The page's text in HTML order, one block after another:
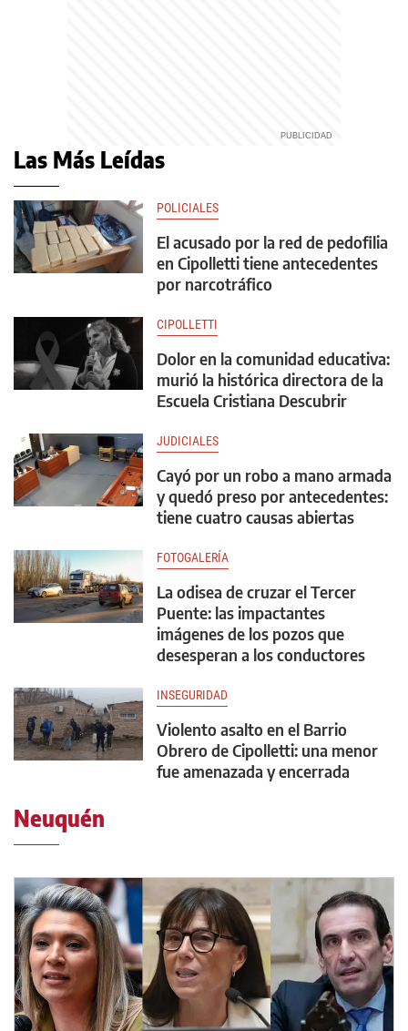
Las Más Leídas
POLICIALES
El acusado por la red de pedofilia
en Cipolletti tiene antecedentes
por narcotráfico
CIPOLLETTI
Dolor en la comunidad educativa:
murió la histórica directora de la
Escuela Cristiana Descubrir
JUDICIALES
Cayó por un robo a mano armada
y quedó preso por antecedentes:
tiene cuatro causas abiertas
FOTOGALERÍA
La odisea de cruzar el Tercer
Puente: las impactantes
imágenes de los pozos que
desesperan a los conductores
INSEGURIDAD
Violento asalto en el Barrio
Obrero de Cipolletti: una menor
fue amenazada y encerrada
Neuquén